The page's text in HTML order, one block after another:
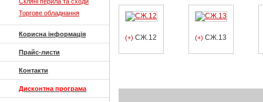
Торгове обладнання
Корисна інформація
Прайс-листи
Контакти
Дисконтна програма
(+) СЖ.12 (+) СЖ.13